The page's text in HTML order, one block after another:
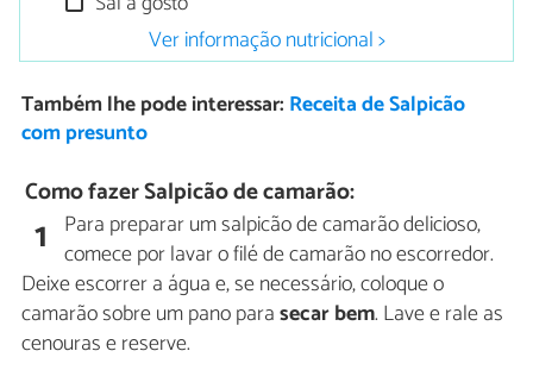
Ver informação nutricional >
Também lhe pode interessar: Receita de Salpicão
com presunto
Como fazer Salpicão de camarão:
1 Para preparar um salpicão de camarão delicioso,
comece por lavar o filé de camarão no escorredor.
Deixe escorrer a água e, se necessário, coloque o
camarão sobre um pano parasecar bem. Lave e rale as
cenouras e reserve.